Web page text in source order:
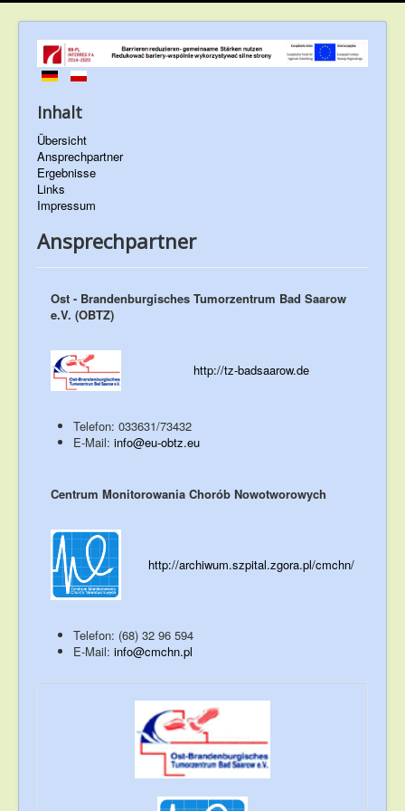
Inhalt
Übersicht
Ansprechpartner
Ergebnisse
Links
Impressum
Ansprechpartner
Ost - Brandenburgisches Tumorzentrum Bad Saarow
e.V. (OBTZ)
http://tz-badsaarow.de
Telefon: 033631/73432
E-Mail: info@eu-obtz.eu
Centrum Monitorowania Chorób Nowotworowych
http://archiwum.szpital.zgora.pl/cmchn/
Telefon: (68) 32 96 594
E-Mail: info@cmchn.pl